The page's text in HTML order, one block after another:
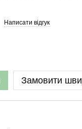
Написати відгук
Замовити